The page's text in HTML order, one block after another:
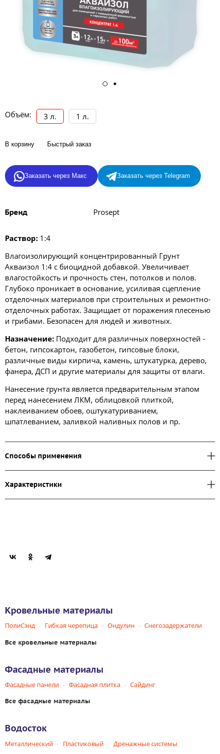
Объём: 3 л. 1 л.
В корзину Быстрый заказ
Заказать через Макс Заказать через Telegram
Бренд Prosept
Раствор: 1:4
Влагоизолирующий концентрированный Грунт
Акваизол 1:4 с биоцидной добавкой. Увеличивает
влагостойкость и прочность стен, потолков и полов.
Глубоко проникает в основание, усиливая сцепление
отделочных материалов при строительных и ремонтно-
отделочных работах. Защищает от поражения плесенью
и грибами. Безопасен для людей и животных.
Назначение: Подходит для различных поверхностей -
бетон, гипсокартон, газобетон, гипсовые блоки,
различные виды кирпича, камень, штукатурка, дерево,
фанера, ДСП и другие материалы для защиты от влаги.
Нанесение грунта является предварительным этапом
перед нанесением ЛКМ, облицовкой плиткой,
наклеиванием обоев, оштукатуриванием,
шпатлеванием, заливкой наливных полов и пр.
Способы применения
Характеристики
Кровельные материалы
ПолиСэнд Гибкая черепица Ондулин Снегозадержатели
Все кровельные материалы
Фасадные материалы
Фасадные панели Фасадная плитка Сайдинг
Все фасадные материалы
Водосток
Металлический Пластиковый Дренажные системы